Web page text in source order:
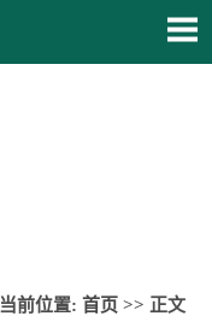
当前位置: 首页 >> 正文